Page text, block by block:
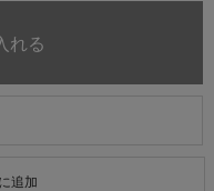
追加